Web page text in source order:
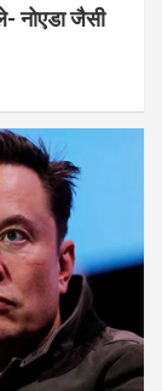
जैसी